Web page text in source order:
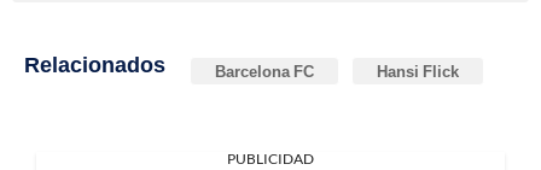
Relacionados Barcelona FC Hansi Flick
PUBLICIDAD